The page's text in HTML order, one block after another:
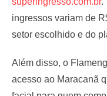
ingressos variam de
setor escolhido e do
Além disso, o
acesso ao Maracanã